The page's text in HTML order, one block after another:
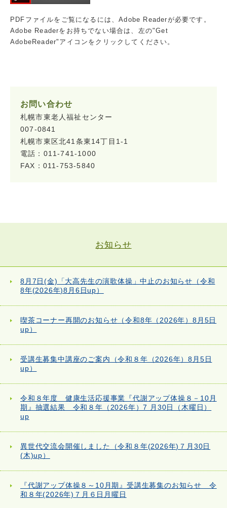
PDFファイルをご覧になるには、Adobe Readerが必要です。
Adobe Readerをお持ちでない場合は、左の"Get
AdobeReader"アイコンをクリックしてください。
お問い合わせ
札幌市東老人福祉センター
007-0841
札幌市東区北41条東14丁目1-1
電話：011-741-1000
FAX：011-753-5840
お知らせ
8月7日(金)「大高先生の演歌体操」中止のお知らせ（令和
8年(2026年)8月6日up）
喫茶コーナー再開のお知らせ（令和8年（2026年）8月5日
up）
受講生募集中講座のご案内（令和８年（2026年）8月5日
up）
令和８年度 健康生活応援事業『代謝アップ体操８－10月
期』抽選結果 令和８年（2026年）7 月30日（木曜日）
up
異世代交流会開催しました（令和８年(2026年)７月30日
(木)up）
『代謝アップ体操８～10月期』受講生募集のお知らせ 令
和８年(2026年)７月６日月曜日